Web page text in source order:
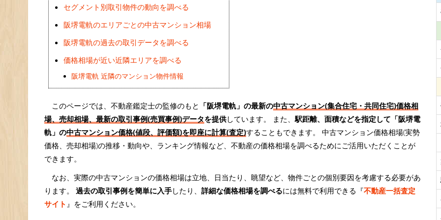
セグメント別取引物件の動向を調べる
阪堺電軌のエリアごとの中古マンション相場
阪堺電軌の過去の取引データを調べる
価格相場が近い近隣エリアを調べる
阪堺電軌 近隣のマンション物件情報
このページでは、不動産鑑定士の監修のもと 「阪堺電軌」の最新の中古マンション(集合住宅・共同住宅)価格相
場、売却相場、最新の取引事例(売買事例)データを提供しています。 また、駅距離、面積などを指定して「阪堺電
軌」の中古マンション価格(値段、評価額)を即座に計算(査定)することもできます。 中古マンション価格相場(実勢
価格、売却相場)の推移・動向や、ランキング情報など、不動産の価格相場を調べるためにご活用いただくことが
できます。
なお、実際の中古マンションの価格相場は立地、日当たり、眺望など、物件ごとの個別要因を考慮する必要があ
ります。 過去の取引事例を簡単に入手したり、 詳細な価格相場を調べるには無料で利用できる『不動産一括査定
サイト 』をご利用ください。